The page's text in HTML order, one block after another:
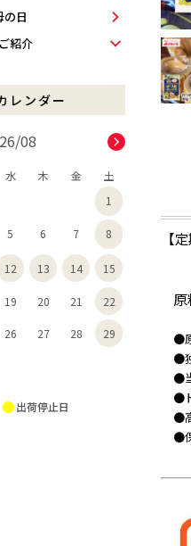
【
●
●
●
●
●
●
の日
紹介
08
水 木 金
土
1
5 6 7 8
12 13 14 15
19 20 21 22
26 27 28 29
●出荷停止日